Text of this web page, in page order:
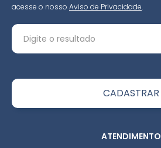
acesse o nosso Aviso de Privacidade.
ATENDIMENTO